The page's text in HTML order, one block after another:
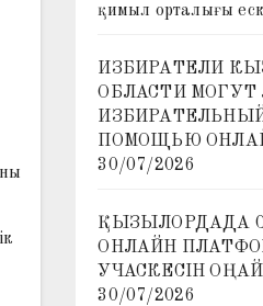
қимыл орталығы
ИЗБИРАТЕЛИ
ОБЛАСТИ МОГУТ
ПОМОЩЬЮ
30/07/2026
ҚЫЗЫЛОРДАДА
ОНЛАЙН
УЧАСКЕСІН
30/07/2026